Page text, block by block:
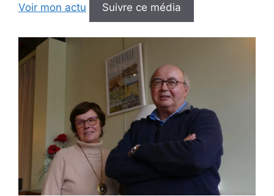
Voir mon actu Suivre ce média